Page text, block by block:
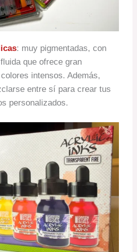
: muy pigmentadas, con
que ofrece gran
intensos. Además,
entre sí para crear tus
personalizados.